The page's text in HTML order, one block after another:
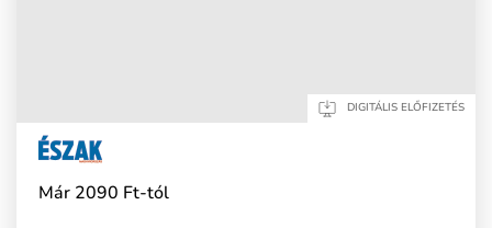
DIGITÁLIS ELŐFIZETÉS
Már 2090 Ft-tól